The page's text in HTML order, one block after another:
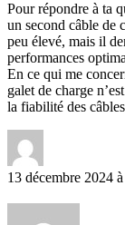
Pour répondre à ta
un second câble de
peu élevé, mais il
performances
En ce qui me
galet de charge
la fiabilité des
13 décembre 2024